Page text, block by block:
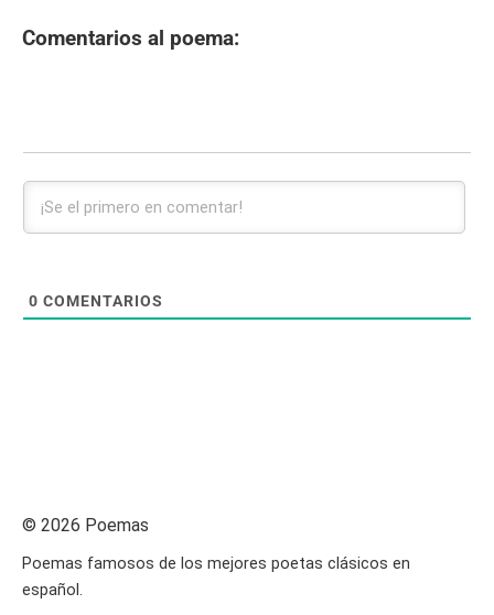
Comentarios al poema:
0 COMENTARIOS
© 2026 Poemas
Poemas famosos de los mejores poetas clásicos en
español.